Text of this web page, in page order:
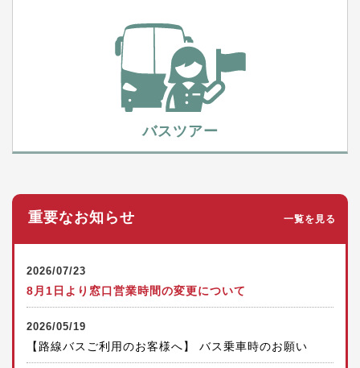
バスツアー
重要なお知らせ 一覧を見る
2026/07/23
8月1日より窓口営業時間の変更について
2026/05/19
【路線バスご利用のお客様へ】 バス乗車時のお願い